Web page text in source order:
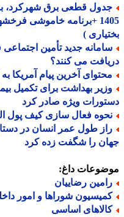
1405 +برنامه خاموشی
)
جدید تأمین اجتماعی
می کنند؟
آخرین پیام آمریکا به
ویژه صادر کرد
فعال سازی کیف پول
را شگفت زده کرد
داغ:
رضاییان
شوراها و امور داخلی
اساسی